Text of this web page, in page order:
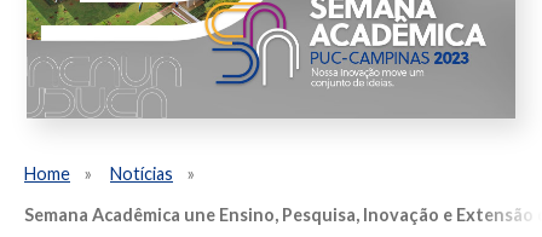
Home
Notícias
Semana Acadêmica une Ensino, Pesquisa, Inovação e